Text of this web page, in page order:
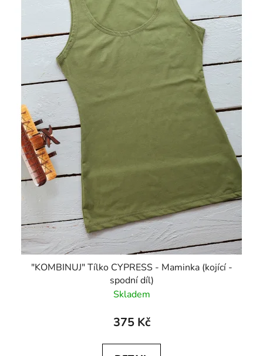
"KOMBINUJ" Tílko CYPRESS - Maminka (kojící -
spodní díl)
Skladem
375 Kč